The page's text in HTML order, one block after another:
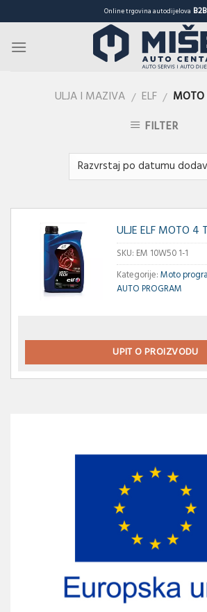
to
content
Online trgovina autodijelova B2B
ULJA I MAZIVA / ELF / MOTO
FILTER
ULJE ELF MOTO 4
SKU: EM 10W50 1-1
Kategorije:Moto
AUTO PROGRAM
UPIT O PROIZVODU